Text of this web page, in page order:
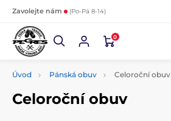
Zavolejte nám (Po-Pá 8-14)
0
Úvod Pánská obuv Celoroční obuv
Celoroční obuv